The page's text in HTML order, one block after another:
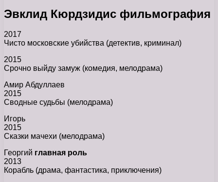
Эвклид Кюрдзидис фильмография
2017
Чисто московские убийства (детектив, криминал)
2015
Срочно выйду замуж (комедия, мелодрама)
Амир Абдуллаев
2015
Сводные судьбы (мелодрама)
Игорь
2015
Сказки мачехи (мелодрама)
Георгий главная роль
2013
Корабль (драма, фантастика, приключения)